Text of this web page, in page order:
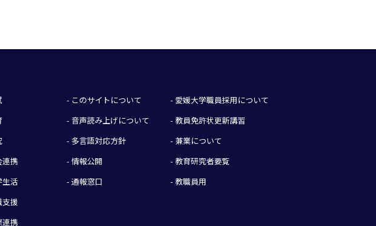
携
生活
援
携
- このサイトについて
- 音声読み上げについて
- 多言語対応方針
- 情報公開
- 通報窓口
- 愛媛大学職員採用について
- 教員免許状更新講習
- 兼業について
- 教育研究者要覧
- 教職員用